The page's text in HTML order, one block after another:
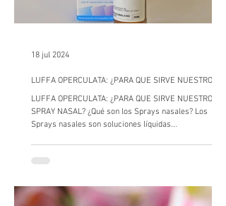
LUFFA OPERCULATA: ¿PARA QUE SIRVE NUESTRO
LUFFA OPERCULATA: ¿PARA QUE SIRVE NUESTRO
SPRAY NASAL? ¿Qué son los Sprays nasales? Los
Sprays nasales son soluciones líquidas...
18 jul 2024